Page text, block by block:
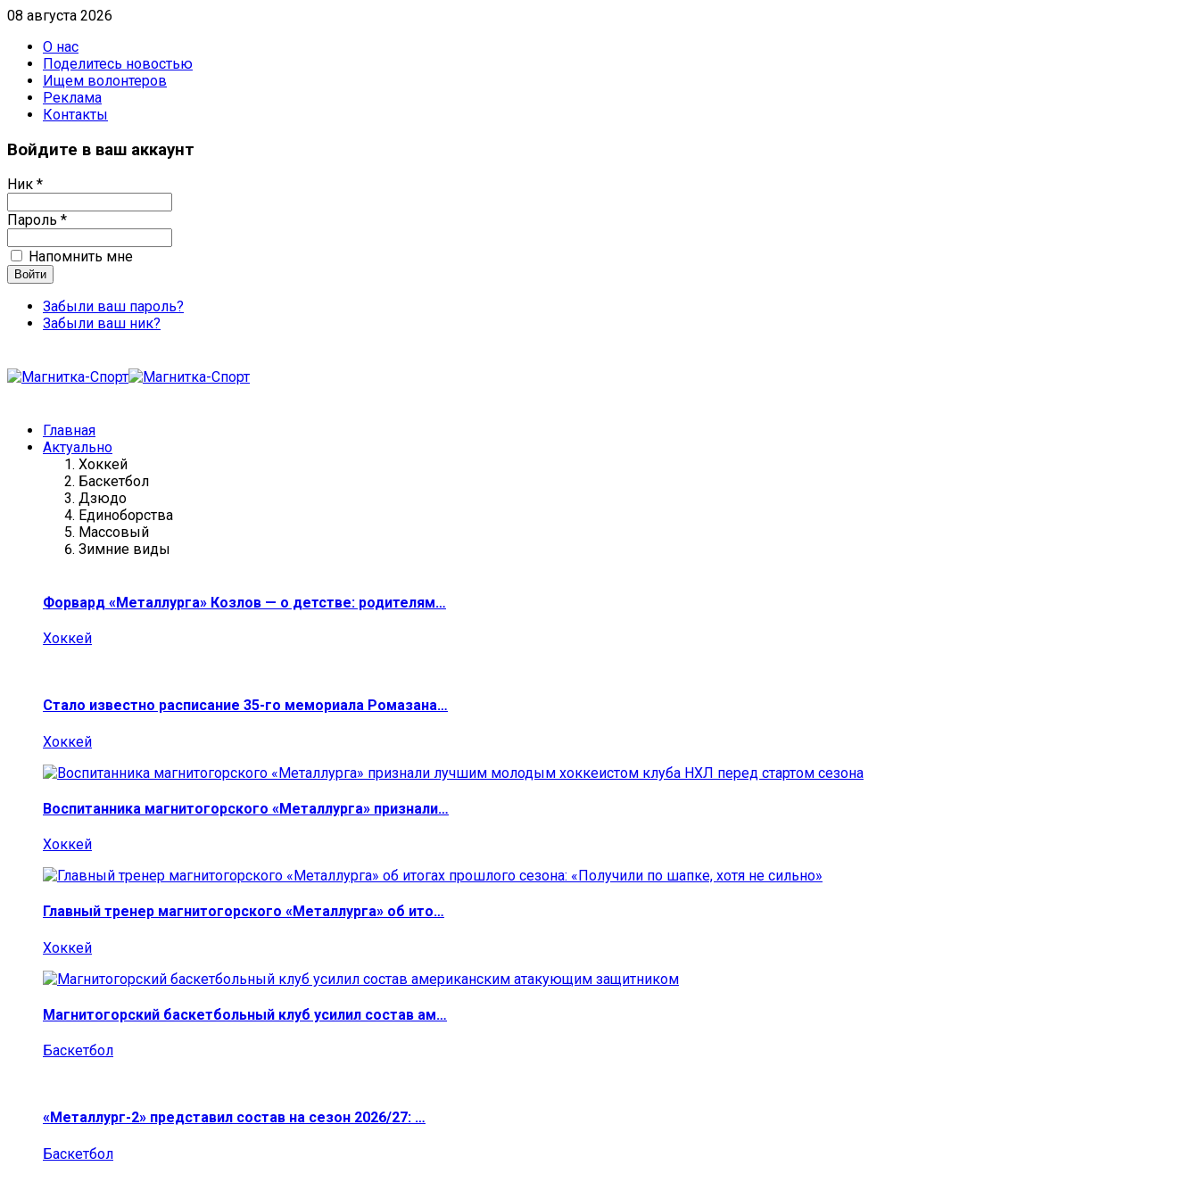
08 августа 2026
О нас
Поделитесь новостью
Ищем волонтеров
Реклама
Контакты
Войдите в ваш аккаунт
Ник *
Пароль *
Напомнить мне
Забыли ваш пароль?
Забыли ваш ник?
Главная
Актуально
Хоккей
Баскетбол
Дзюдо
Единоборства
Массовый
Зимние виды
Форвард «Металлурга» Козлов — о детстве: родителям…
Хоккей
Стало известно расписание 35-го мемориала Ромазана…
Хоккей
Воспитанника магнитогорского «Металлурга» признали…
Хоккей
Главный тренер магнитогорского «Металлурга» об ито…
Хоккей
Магнитогорский баскетбольный клуб усилил состав ам…
Баскетбол
«Металлург-2» представил состав на сезон 2026/27: …
Баскетбол